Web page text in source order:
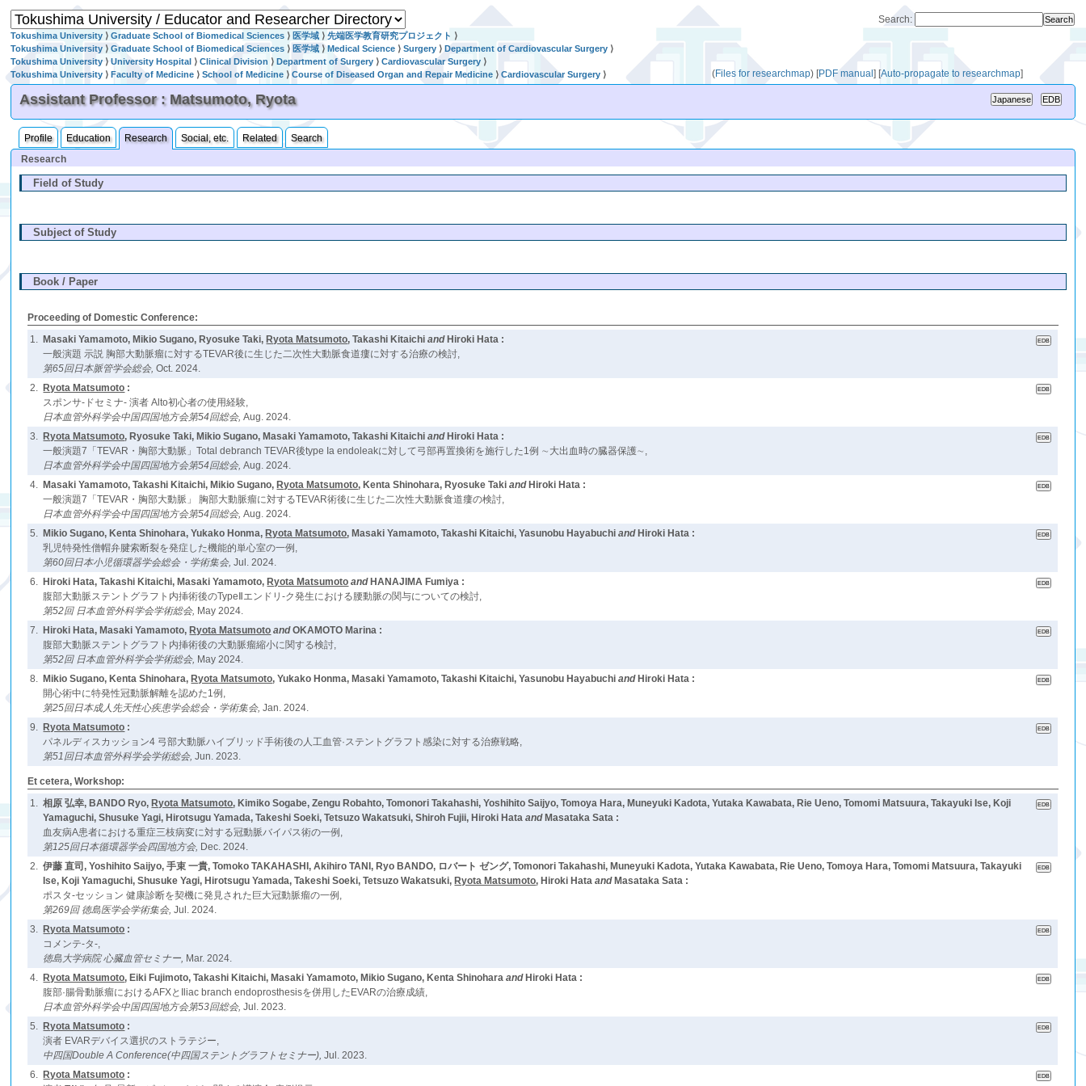
Search:
Tokushima University ⟩Graduate School of Biomedical Sciences ⟩ 医学域 ⟩先端医学教育研究プロジェクト ⟩
Tokushima University ⟩Graduate School of Biomedical Sciences ⟩ 医学域 ⟩Medical Science ⟩Surgery ⟩Department of Cardiovascular Surgery ⟩
Tokushima University⟩University Hospital ⟩Clinical Division ⟩Department of Surgery ⟩Cardiovascular Surgery ⟩
Tokushima University ⟩Faculty of Medicine ⟩School of Medicine ⟩Course of Diseased Organ and Repair Medicine ⟩Cardiovascular Surgery ⟩ (Files for researchmap) [PDF manual] [Auto-propagate to researchmap]
Assistant Professor : Matsumoto, Ryota
Profile Education Research Social, etc. Related
Search
Research
Field of Study
Subject of Study
Book / Paper
Proceeding of Domestic Conference:
1. Masaki Yamamoto, Mikio Sugano, Ryosuke Taki, Ryota Matsumoto, Takashi Kitaichi and Hiroki Hata :
一般演題 示説 胸部大動脈瘤に対するTEVAR後に生じた二次性大動脈食道瘻に対する治療の検討,
第65回日本脈管学会総会,Oct. 2024.
2. Ryota Matsumoto :
スポンサ-ドセミナ- 演者 Alto初心者の使用経験,
日本血管外科学会中国四国地方会第54回総会,Aug. 2024.
3. Ryota Matsumoto, Ryosuke Taki, Mikio Sugano, Masaki Yamamoto, Takashi Kitaichi and Hiroki Hata :
一般演題7「TEVAR・胸部大動脈」Total debranch TEVAR後type Ia endoleakに対して弓部再置換術を施行した1例 ∼大出血時の臓器保護∼,
日本血管外科学会中国四国地方会第54回総会,Aug. 2024.
4. Masaki Yamamoto, Takashi Kitaichi, Mikio Sugano, Ryota Matsumoto, Kenta Shinohara, Ryosuke Taki and Hiroki Hata :
一般演題7「TEVAR・胸部大動脈」 胸部大動脈瘤に対するTEVAR術後に生じた二次性大動脈食道瘻の検討,
日本血管外科学会中国四国地方会第54回総会,Aug. 2024.
5. Mikio Sugano, Kenta Shinohara, Yukako Honma, Ryota Matsumoto, Masaki Yamamoto, Takashi Kitaichi, Yasunobu Hayabuchi and Hiroki Hata :
乳児特発性僧帽弁腱索断裂を発症した機能的単心室の一例,
第60回日本小児循環器学会総会・学術集会,Jul. 2024.
6. Hiroki Hata, Takashi Kitaichi, Masaki Yamamoto, Ryota Matsumoto and HANAJIMA Fumiya :
腹部大動脈ステントグラフト内挿術後のTypeⅡエンドリ-ク発生における腰動脈の関与についての検討,
第52回 日本血管外科学会学術総会, May 2024.
7. Hiroki Hata, Masaki Yamamoto, Ryota Matsumoto andOKAMOTO Marina :
腹部大動脈ステントグラフト内挿術後の大動脈瘤縮小に関する検討,
第52回 日本血管外科学会学術総会, May 2024.
8. Mikio Sugano, Kenta Shinohara, Ryota Matsumoto, Yukako Honma, Masaki Yamamoto, Takashi Kitaichi, Yasunobu Hayabuchi and Hiroki Hata :
開心術中に特発性冠動脈解離を認めた1例,
第25回日本成人先天性心疾患学会総会・学術集会,Jan. 2024.
9. Ryota Matsumoto :
パネルディスカッション4 弓部大動脈ハイブリッド手術後の人工血管·ステントグラフト感染に対する治療戦略,
第51回日本血管外科学会学術総会,Jun. 2023.
Et cetera, Workshop:
1. 相原 弘幸, BANDO Ryo, Ryota Matsumoto, Kimiko Sogabe, Zengu Robahto, Tomonori Takahashi, Yoshihito Saijyo, Tomoya Hara, Muneyuki Kadota, Yutaka Kawabata, Rie Ueno, Tomomi Matsuura, Takayuki Ise, Koji
Yamaguchi, Shusuke Yagi, Hirotsugu Yamada, Takeshi Soeki, Tetsuzo Wakatsuki, Shiroh Fujii, Hiroki Hata and Masataka Sata :
血友病A患者における重症三枝病変に対する冠動脈バイパス術の一例,
第125回日本循環器学会四国地方会, Dec. 2024.
2. 伊藤 直司, Yoshihito Saijyo, 手束 一貴, Tomoko TAKAHASHI, Akihiro TANI, Ryo BANDO, ロバート ゼング, Tomonori Takahashi, Muneyuki Kadota, Yutaka Kawabata, Rie Ueno, Tomoya Hara, Tomomi Matsuura, Takayuki
Ise, Koji Yamaguchi, Shusuke Yagi, Hirotsugu Yamada, Takeshi Soeki, Tetsuzo Wakatsuki, Ryota Matsumoto, Hiroki Hata and Masataka Sata :
ポスタ-セッション 健康診断を契機に発見された巨大冠動脈瘤の一例,
第269回 徳島医学会学術集会,Jul. 2024.
3. Ryota Matsumoto :
コメンテ-タ-,
徳島大学病院 心臓血管セミナー, Mar. 2024.
4. Ryota Matsumoto, Eiki Fujimoto, Takashi Kitaichi, Masaki Yamamoto, Mikio Sugano, Kenta Shinohara and Hiroki Hata :
腹部·腸骨動脈瘤におけるAFXとIliac branch endoprosthesisを併用したEVARの治療成績,
日本血管外科学会中国四国地方会第53回総会,Jul. 2023.
5. Ryota Matsumoto :
演者 EVARデバイス選択のストラテジー,
中四国Double A Conference(中四国ステントグラフトセミナー),Jul. 2023.
6. Ryota Matsumoto :